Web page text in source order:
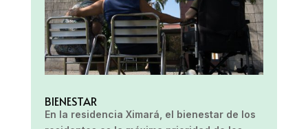
BIENESTAR
En la residencia Ximará, el bienestar de los